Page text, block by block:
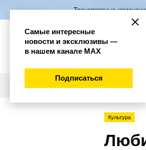
Транспортные
Культура
Самые интересные
новости и эксклюзивы —
в нашем канале МАХ
Подписаться